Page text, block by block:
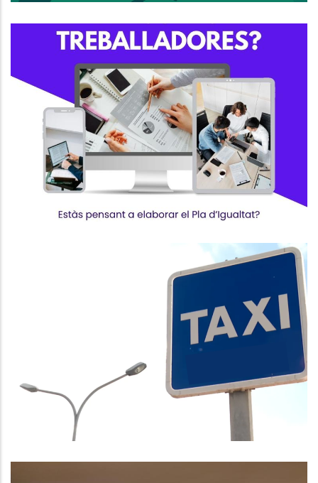
Suport A Les Empreses Per
Elaborar El Pla D’Igualtat
S. socials,Ocupació
El Consell Comarcal Aprova La
Creació De La Demarcació Única
Del Taxi Al Baix Penedès
Altres,P. econòmica